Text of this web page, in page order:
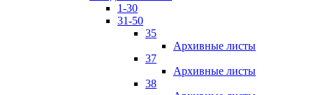
1-30
31-50
35
Архивные листы
37
Архивные листы
38